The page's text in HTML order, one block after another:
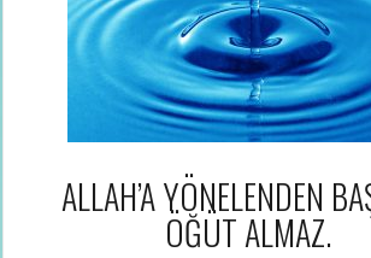
ALLAH’A YÖNELENDEN
ÖĞÜT ALMAZ.